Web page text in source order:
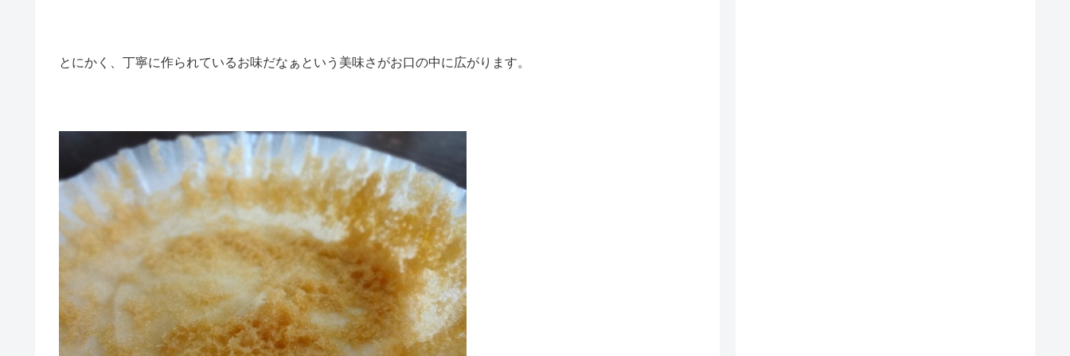
とにかく、丁寧に作られているお味だなぁという美味さがお口の中に広がります。